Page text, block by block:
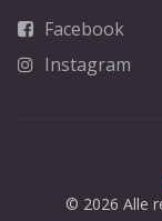
Facebook
Instagram
© 2026 Alle